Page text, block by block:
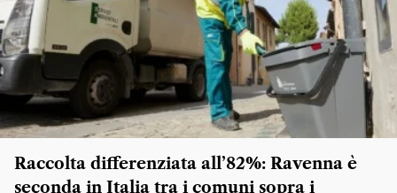
Raccolta differenziata all’82%: Ravenna è
seconda in Italia tra i comuni sopra i